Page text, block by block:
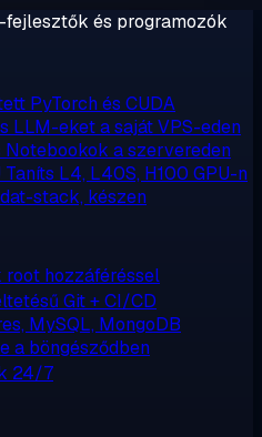
és programozók
PyTorch és CUDA
LLM-eket a saját VPS-eden
Notebookok a szervereden
Taníts L4, L40S, H100 GPU-n
stack, készen
root hozzáféréssel
Git + CI/CD
MySQL, MongoDB
a böngésződben
24/7